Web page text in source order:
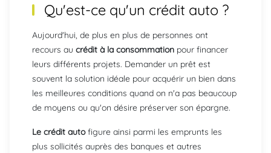
Qu'est-ce qu'un crédit auto ?
Aujourd'hui, de plus en plus de personnes ont
recours au crédit à la consommation pour financer
leurs différents projets. Demander un prêt est
souvent la solution idéale pour acquérir un bien dans
les meilleures conditions quand on n'a pas beaucoup
de moyens ou qu'on désire préserver son épargne.
Le crédit autofigure ainsi parmi les emprunts les
plus sollicités auprès des banques et autres